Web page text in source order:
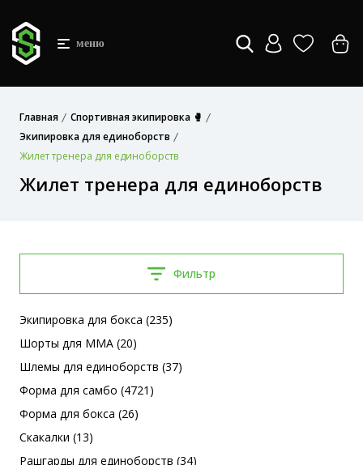
меню
Главная
Спортивная экипировка 🥊
Экипировка для единоборств
Жилет тренера для единоборств
Жилет тренера для единоборств
Фильтр
Экипировка для бокса (235)
Шорты для MMA (20)
Шлемы для единоборств (37)
Форма для самбо (4721)
Форма для бокса (26)
Скакалки (13)
Рашгарды для единоборств (34)